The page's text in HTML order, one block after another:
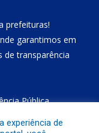
prefeituras!
garantimos em
de transparência
Pública
experiência de